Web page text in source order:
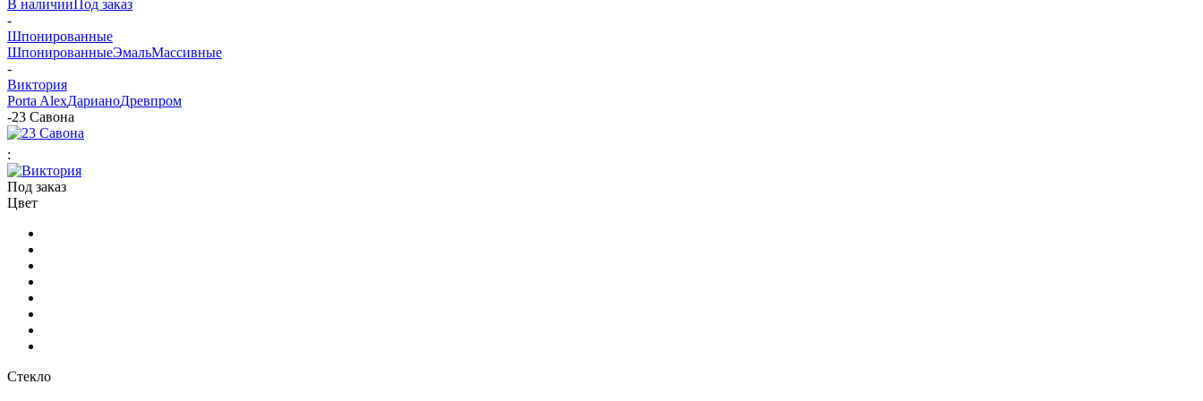
В наличииПод заказ
-
Шпонированные
ШпонированныеЭмальМассивные
-
Виктория
Porta AlexДарианоДревпром
-23 Савона
:
Под заказ
Цвет
Стекло